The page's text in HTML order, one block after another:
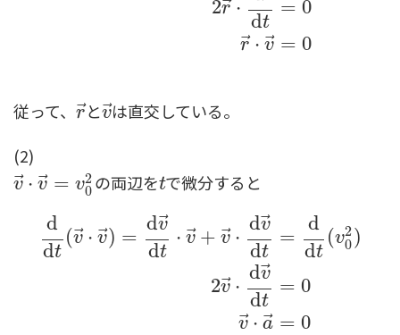
2r⃗⋅
dt
r⃗⋅ v
= 0
= 0
従って、 r⃗
r→
とv⃗
v→
は直交している。
(2)
v⃗⋅ v⃗ = v2
0
v→ ⋅v →=v02
の両辺をt
tで微分すると
d
dt
(v ⃗⋅ v⃗
) =
dv
dt
⋅ v⃗+ v ⃗⋅
dv
dt
2v ⃗⋅
dv
dt
v ⃗⋅ a
=
d
dt
(v2
0)
= 0
= 0
v →⋅dv